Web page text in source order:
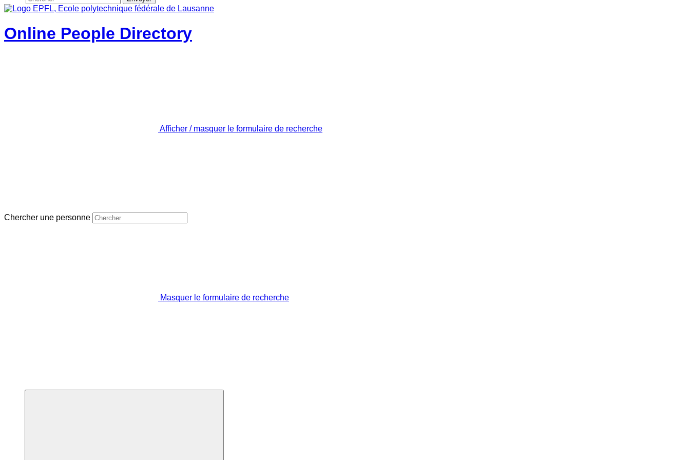
Online People Directory
Afficher / masquer le formulaire de recherche
Chercher une personne
Masquer le formulaire de recherche